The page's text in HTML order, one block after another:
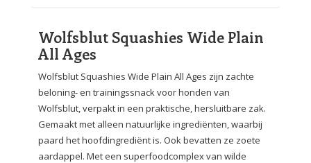
Wolfsblut Squashies Wide Plain
All Ages
Wolfsblut Squashies Wide Plain All Ages zijn zachte
beloning- en trainingssnack voor honden van
Wolfsblut, verpakt in een praktische, hersluitbare zak.
Gemaakt met alleen natuurlijke ingrediënten, waarbij
paard het hoofdingrediënt is. Ook bevatten ze zoete
aardappel. Met een superfoodcomplex van wilde